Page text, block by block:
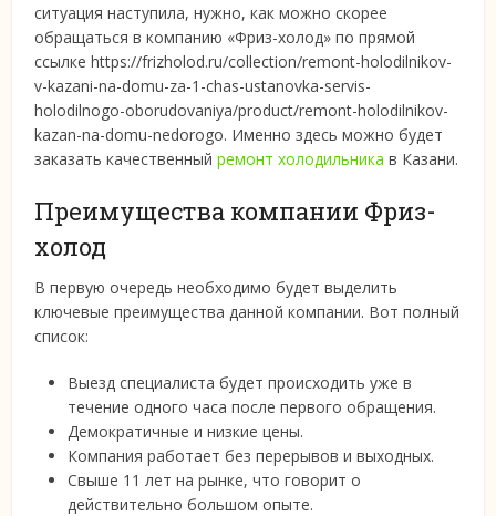
ситуация наступила, нужно, как можно скорее
обращаться в компанию «Фриз-холод» по прямой
ссылке https://frizholod.ru/collection/remont-holodilnikov-
v-kazani-na-domu-za-1-chas-ustanovka-servis-
holodilnogo-oborudovaniya/product/remont-holodilnikov-
kazan-na-domu-nedorogo. Именно здесь можно будет
заказать качественныйремонт холодильника в Казани.
Преимущества компании Фриз-
холод
В первую очередь необходимо будет выделить
ключевые преимущества данной компании. Вот полный
список:
Выезд специалиста будет происходить уже в
течение одного часа после первого обращения.
Демократичные и низкие цены.
Компания работает без перерывов и выходных.
Свыше 11 лет на рынке, что говорит о
действительно большом опыте.